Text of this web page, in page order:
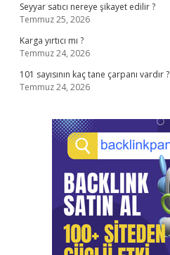
Seyyar satıcı nereye şikayet edilir ?
Temmuz 25, 2026
Karga yırtıcı mı ?
Temmuz 24, 2026
101 sayısının kaç tane çarpanı vardır ?
Temmuz 24, 2026